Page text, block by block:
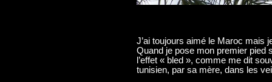
J’ai toujours aimé le Maroc mais
Quand je pose mon premier pied
l’effet « bled », comme me dit
tunisien, par sa mère, dans les